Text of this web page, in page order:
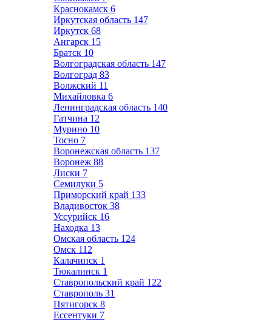
Краснокамск 6
Иркутская область 147
Иркутск 68
Ангарск 15
Братск 10
Волгоградская область 147
Волгоград 83
Волжский 11
Михайловка 6
Ленинградская область 140
Гатчина 12
Мурино 10
Тосно 7
Воронежская область 137
Воронеж 88
Лиски 7
Семилуки 5
Приморский край 133
Владивосток 38
Уссурийск 16
Находка 13
Омская область 124
Омск 112
Калачинск 1
Тюкалинск 1
Ставропольский край 122
Ставрополь 31
Пятигорск 8
Ессентуки 7